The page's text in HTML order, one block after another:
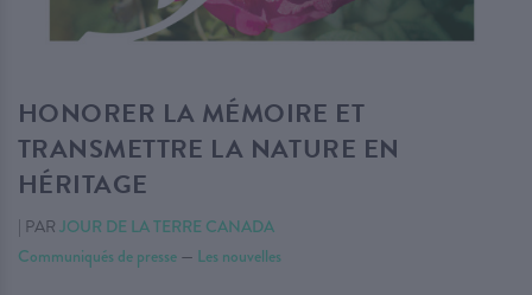
HONORER LA MÉMOIRE ET
TRANSMETTRE LA NATURE EN
HÉRITAGE
| PAR JOUR DE LA TERRE CANADA
Communiqués de presse — Les nouvelles